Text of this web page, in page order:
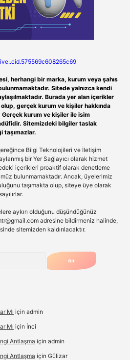
herhangi bir marka, kurum veya şahıs
Sitede yalnızca kendi
Burada yer alan içerikler
gerçek kurum ve kişiler hakkında
Gerçek kurum ve kişiler ile isim
Sitemizdeki bilgiler taslak
taşımazlar.
Bilgi Teknolojileri ve İletişim
bir Yer Sağlayıcı olarak hizmet
içerikleri proaktif olarak denetleme
bulunmamaktadır. Ancak, üyelerimiz
taşımakta olup, siteye üye olarak
aykırı olduğunu düşündüğünüz
adresine bildirmeniz halinde,
sitemizden kaldırılacaktır.
Mı için admin
Mı için İnci
Antlaşma için admin
Antlaşma için Gülizar